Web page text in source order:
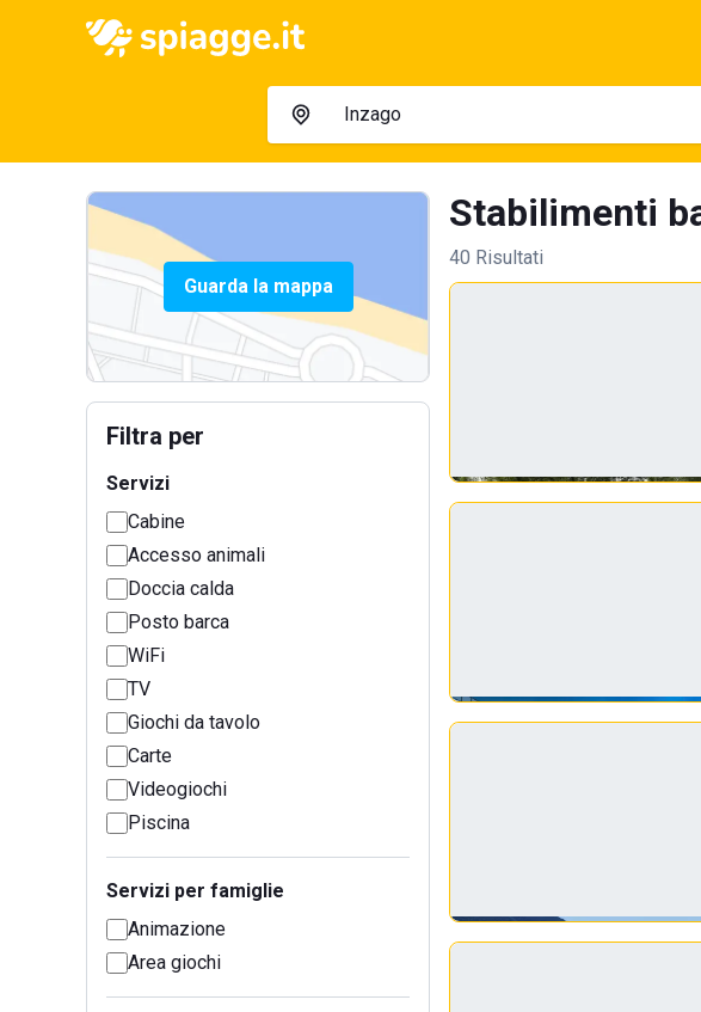
Guarda la mappa
Filtra per
Servizi
Cabine
Accesso animali
Doccia calda
Posto barca
WiFi
TV
Giochi da tavolo
Carte
Videogiochi
Piscina
Servizi per famiglie
Animazione
Area giochi
Stabilimenti
40 Risultati